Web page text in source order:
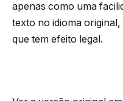
apenas como uma
texto no idioma
que tem efeito legal.